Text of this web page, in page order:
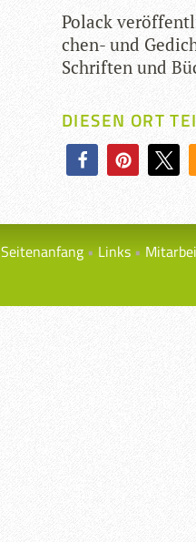
Polack
chen- und
Schrif­ten und
DIESEN ORT
Seitenanfang Links